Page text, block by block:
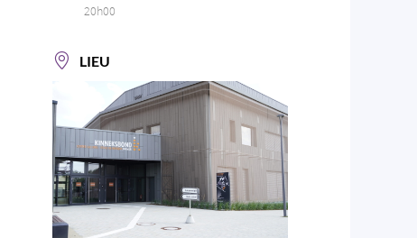
20h00
LIEU